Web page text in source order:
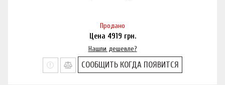
Продано
Цена 4919 грн.
Нашли дешевле?
СООБЩИТЬ КОГДА ПОЯВИТСЯ